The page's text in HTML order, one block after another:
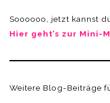
Soooooo, jetzt kannst
Hier geht’s zur Mini-
Weitere Blog-Beiträge